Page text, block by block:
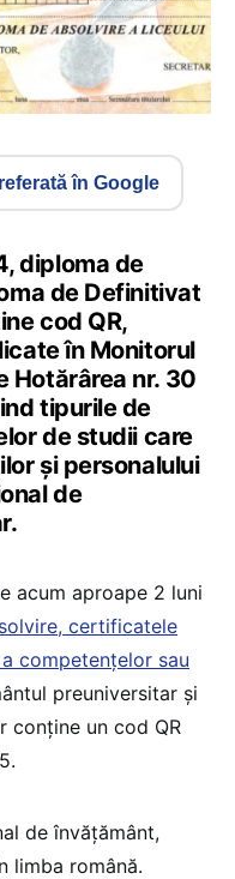
în Google
diploma de
de Definitivat
cod QR,
în Monitorul
Hotărârea nr. 30
tipurile de
de studii care
și personalului
de
acum aproape 2 luni
certificatele
competențelor sau
preuniversitar și
conține un cod QR
de învățământ,
limba română.